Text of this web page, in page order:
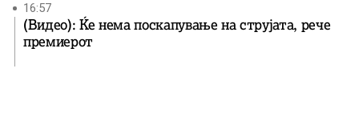
16:57
(Видео): Ќе нема поскапување на струјата, рече
премиерот